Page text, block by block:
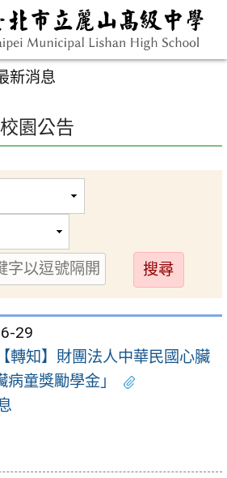
新消息
園公告
送
出
29
【轉知】財團法人中華民國心臟
童獎勵學金」